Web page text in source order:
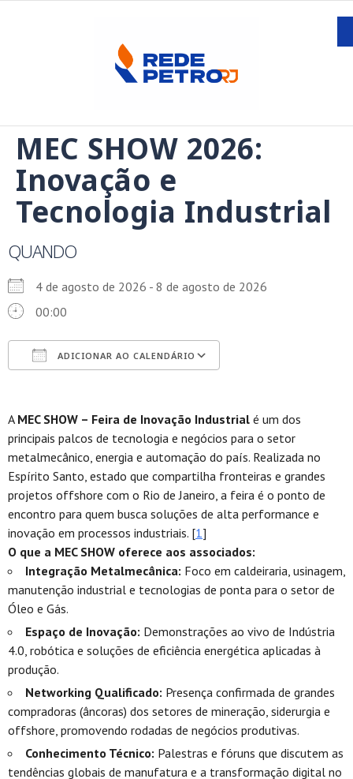
MEC SHOW 2026:
Inovação e
Tecnologia Industrial
QUANDO
4 de agosto de 2026 - 8 de agosto de 2026
00:00
ADICIONAR AO CALENDÁRIO
A MEC SHOW – Feira de Inovação Industrial é um dos
principais palcos de tecnologia e negócios para o setor
metalmecânico, energia e automação do país. Realizada no
Espírito Santo, estado que compartilha fronteiras e grandes
projetos offshore com o Rio de Janeiro, a feira é o ponto de
encontro para quem busca soluções de alta performance e
inovação em processos industriais. [1]
O que a MEC SHOW oferece aos associados:
Integração Metalmecânica: Foco em caldeiraria, usinagem,
manutenção industrial e tecnologias de ponta para o setor de
Óleo e Gás.
Espaço de Inovação: Demonstrações ao vivo de Indústria
4.0, robótica e soluções de eficiência energética aplicadas à
produção.
Networking Qualificado: Presença confirmada de grandes
compradoras (âncoras) dos setores de mineração, siderurgia e
offshore, promovendo rodadas de negócios produtivas.
Conhecimento Técnico: Palestras e fóruns que discutem as
tendências globais de manufatura e a transformação digital no